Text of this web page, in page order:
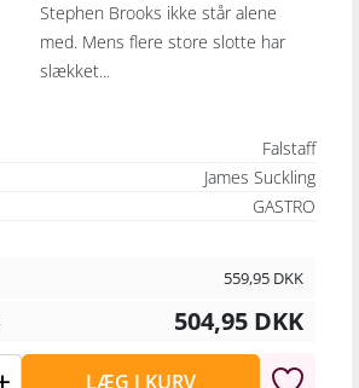
Stephen Brooks ikke står alene
med. Mens flere store slotte har
slækket...
Falstaff
James Suckling
GASTRO
559,95 DKK
504,95 DKK
LÆG I KURV